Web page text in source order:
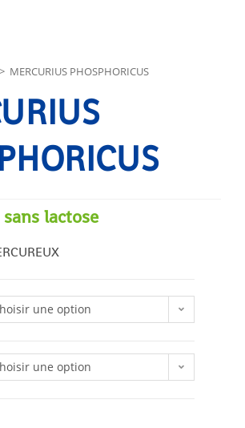
> MERCURIUS PHOSPHORICUS
lactose
une option
une option